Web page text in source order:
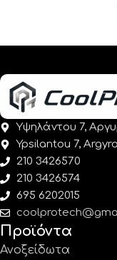
Υψηλάντου 7,
Ypsilantou 7,
210 3426570
210 3426574
695 6202015
Προϊόντα
Ανοξείδωτα